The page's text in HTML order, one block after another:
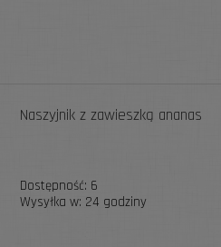
Naszyjnik z zawieszką ananas
Dostępność: 6
Wysyłka w: 24 godziny